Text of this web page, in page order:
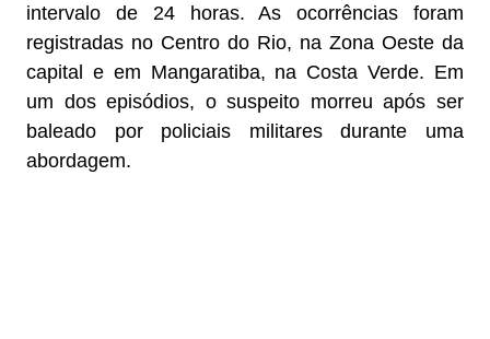
intervalo de 24 horas. As ocorrências foram
registradas no Centro do Rio, na Zona Oeste da
capital e em Mangaratiba, na Costa Verde. Em
um dos episódios, o suspeito morreu após ser
baleado por policiais militares durante uma
abordagem.